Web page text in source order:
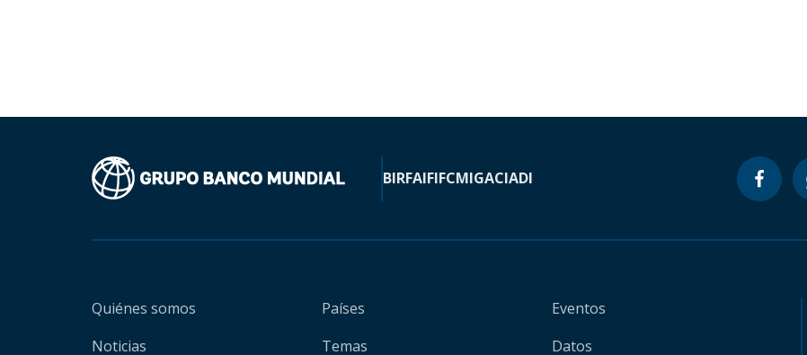
BIRFAIFIFCMIGACIADI
Quiénes somos
Noticias
Países
Temas
Eventos
Datos